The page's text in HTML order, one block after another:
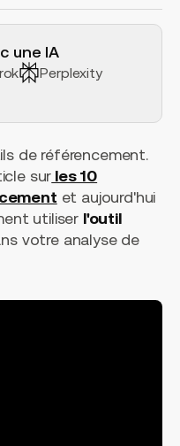
une IA
Perplexity
de référencement.
sur les 10
et aujourd'hui
utiliser l'outil
votre analyse de